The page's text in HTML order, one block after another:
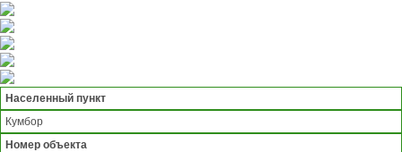
Населенный пункт
Кумбор
Номер объекта